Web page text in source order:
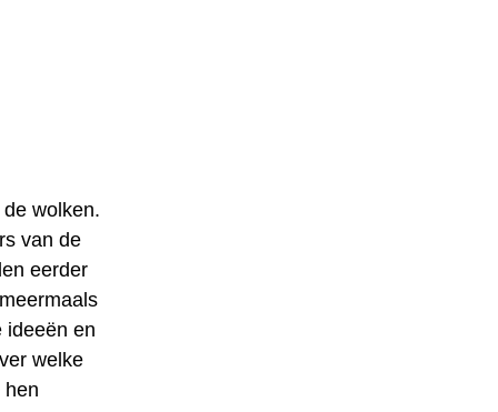
wolken.
van de
eerder
ideeën en
welke
hen